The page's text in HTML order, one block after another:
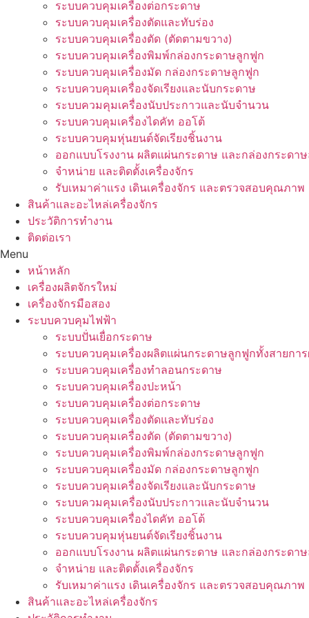
ระบบควบคุมเครื่องต่อกระดาษ
ระบบควบคุมเครื่องตัดและทับร่อง
ระบบควบคุมเครื่องตัด (ตัดตามขวาง)
ระบบควบคุมเครื่องพิมพ์กล่องกระดาษลูกฟูก
ระบบควบคุมเครื่องมัด กล่องกระดาษลูกฟูก
ระบบควบคุมเครื่องจัดเรียงและนับกระดาษ
ระบบควมคุมเครื่องนับประกาวและนับจำนวน
ระบบควบคุมเครื่องไดคัท ออโต้
ระบบควบคุมหุ่นยนต์จัดเรียงชิ้นงาน
ออกแบบโรงงาน ผลิตแผ่นกระดาษ และกล่องกระดา
จำหน่าย และติดตั้งเครื่องจักร
รับเหมาค่าแรง เดินเครื่องจักร และตรวจสอบคุณภาพ
สินค้าและอะไหล่เครื่องจักร
ประวัติการทำงาน
ติดต่อเรา
Menu
หน้าหลัก
เครื่องผลิตจักรใหม่
เครื่องจักรมือสอง
ระบบควบคุมไฟฟ้า
ระบบปั่นเยื่อกระดาษ
ระบบควบคุมเครื่องผลิตแผ่นกระดาษลูกฟูกทั้งสายกา
ระบบควบคุมเครื่องทำลอนกระดาษ
ระบบควบคุมเครื่องปะหน้า
ระบบควบคุมเครื่องต่อกระดาษ
ระบบควบคุมเครื่องตัดและทับร่อง
ระบบควบคุมเครื่องตัด (ตัดตามขวาง)
ระบบควบคุมเครื่องพิมพ์กล่องกระดาษลูกฟูก
ระบบควบคุมเครื่องมัด กล่องกระดาษลูกฟูก
ระบบควบคุมเครื่องจัดเรียงและนับกระดาษ
ระบบควมคุมเครื่องนับประกาวและนับจำนวน
ระบบควบคุมเครื่องไดคัท ออโต้
ระบบควบคุมหุ่นยนต์จัดเรียงชิ้นงาน
ออกแบบโรงงาน ผลิตแผ่นกระดาษ และกล่องกระดา
จำหน่าย และติดตั้งเครื่องจักร
รับเหมาค่าแรง เดินเครื่องจักร และตรวจสอบคุณภาพ
สินค้าและอะไหล่เครื่องจักร